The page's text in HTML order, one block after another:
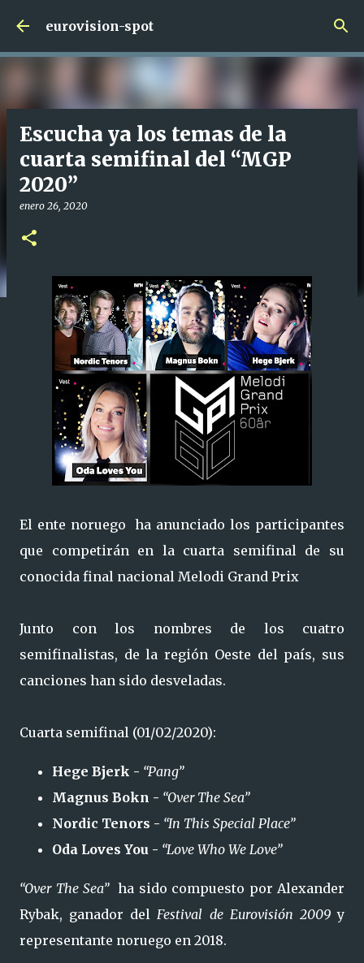
Ir al contenido principal
eurovision-spot
Escucha ya los temas de la
cuarta semifinal del “MGP
2020”
enero 26, 2020
El ente noruego ha anunciado los participantes
que competirán en la cuarta semifinal de su
conocida final nacional Melodi Grand Prix
Junto con los nombres de los cuatro
semifinalistas, de la región Oeste del país, sus
canciones han sido desveladas.
Cuarta semifinal (01/02/2020):
Hege Bjerk - “Pang”
Magnus Bokn - “Over The Sea”
Nordic Tenors - “In This Special Place”
Oda Loves You - “Love Who We Love”
“Over The Sea” ha sido compuesto por Alexander
Rybak, ganador delFestival de Eurovisión 2009y
representante noruego en 2018.